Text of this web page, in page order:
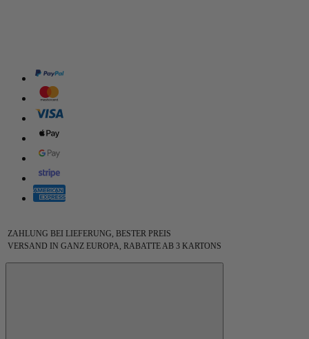
ZAHLUNG BEI LIEFERUNG, BESTER PREIS
VERSAND IN GANZ EUROPA, RABATTE AB 3 KARTONS